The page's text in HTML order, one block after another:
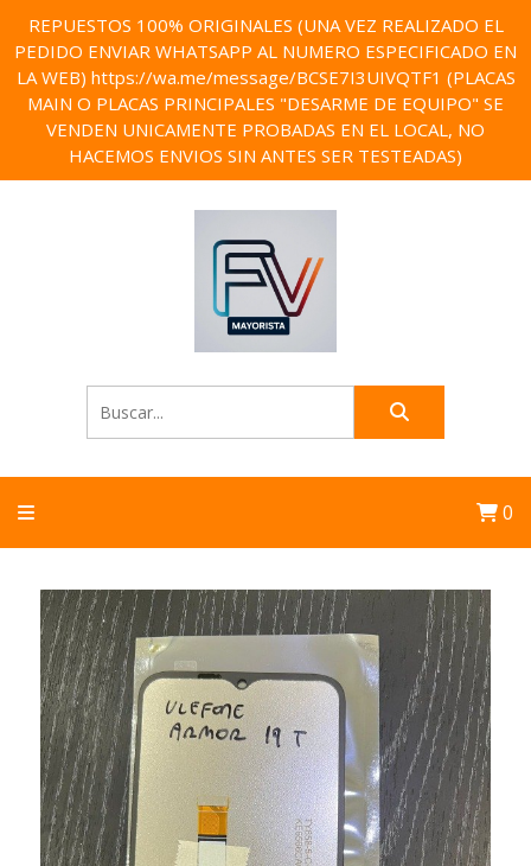
REPUESTOS 100% ORIGINALES (UNA VEZ REALIZADO EL
PEDIDO ENVIAR WHATSAPP AL NUMERO ESPECIFICADO EN
LA WEB) https://wa.me/message/BCSE7I3UIVQTF1 (PLACAS
MAIN O PLACAS PRINCIPALES "DESARME DE EQUIPO" SE
VENDEN UNICAMENTE PROBADAS EN EL LOCAL, NO
HACEMOS ENVIOS SIN ANTES SER TESTEADAS)
0